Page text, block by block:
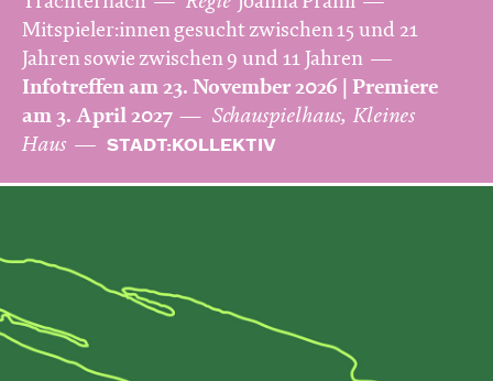
Mitspieler:innen gesucht zwischen 15 und 21
Jahren sowie zwischen 9 und 11 Jahren
Infotreffen am 23. November 2026 | Premiere
am 3. April 2027
Schauspielhaus, Kleines
Haus
STADT:KOLLEKTIV